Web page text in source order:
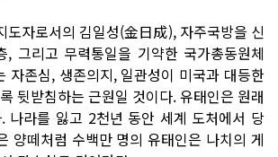
도자로서의 김일성(金日成), 자주국방을 신
, 그리고 무력통일을 기약한 국가총동원체
자존심, 생존의지, 일관성이 미국과 대등한
뒷받침하는 근원일 것이다. 유태인은 원래
나라를 잃고 2천년 동안 세계 도처에서 당
양떼처럼 수백만 명의 유태인은 나치의 게